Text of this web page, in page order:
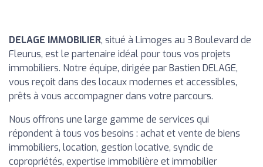
DELAGE IMMOBILIER, situé à Limoges au 3 Boulevard de
Fleurus, est le partenaire idéal pour tous vos projets
immobiliers. Notre équipe, dirigée par Bastien DELAGE,
vous reçoit dans des locaux modernes et accessibles,
prêts à vous accompagner dans votre parcours.
Nous offrons une large gamme de services qui
répondent à tous vos besoins : achat et vente de biens
immobiliers, location, gestion locative, syndic de
copropriétés, expertise immobilière et immobilier